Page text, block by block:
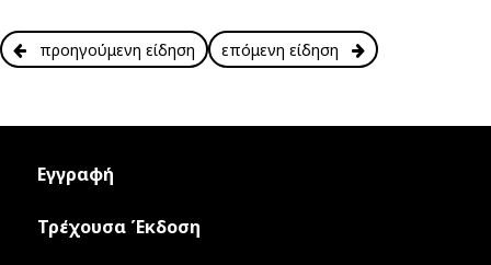
προηγούμενη είδηση επόμενη είδηση
Εγγραφή
Τρέχουσα Έκδοση